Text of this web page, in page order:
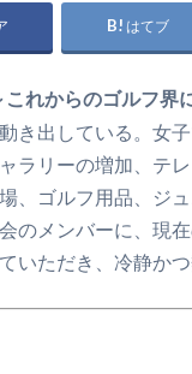
はてブ
これからのゴルフ界
き出している。女
ラリーの増加、テ
、ゴルフ用品、ジ
のメンバーに、現
いただき、冷静かつ